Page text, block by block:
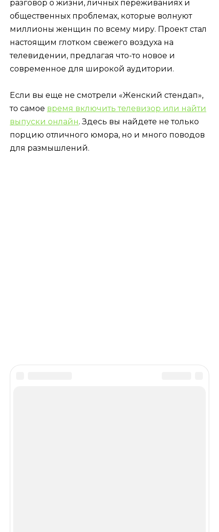
разговор о жизни, личных переживаниях и
общественных проблемах, которые волнуют
миллионы женщин по всему миру. Проект стал
настоящим глотком свежего воздуха на
телевидении, предлагая что-то новое и
современное для широкой аудитории.
Если вы еще не смотрели «Женский стендап»,
то самое время включить телевизор или найти
выпуски онлайн. Здесь вы найдете не только
порцию отличного юмора, но и много поводов
для размышлений.